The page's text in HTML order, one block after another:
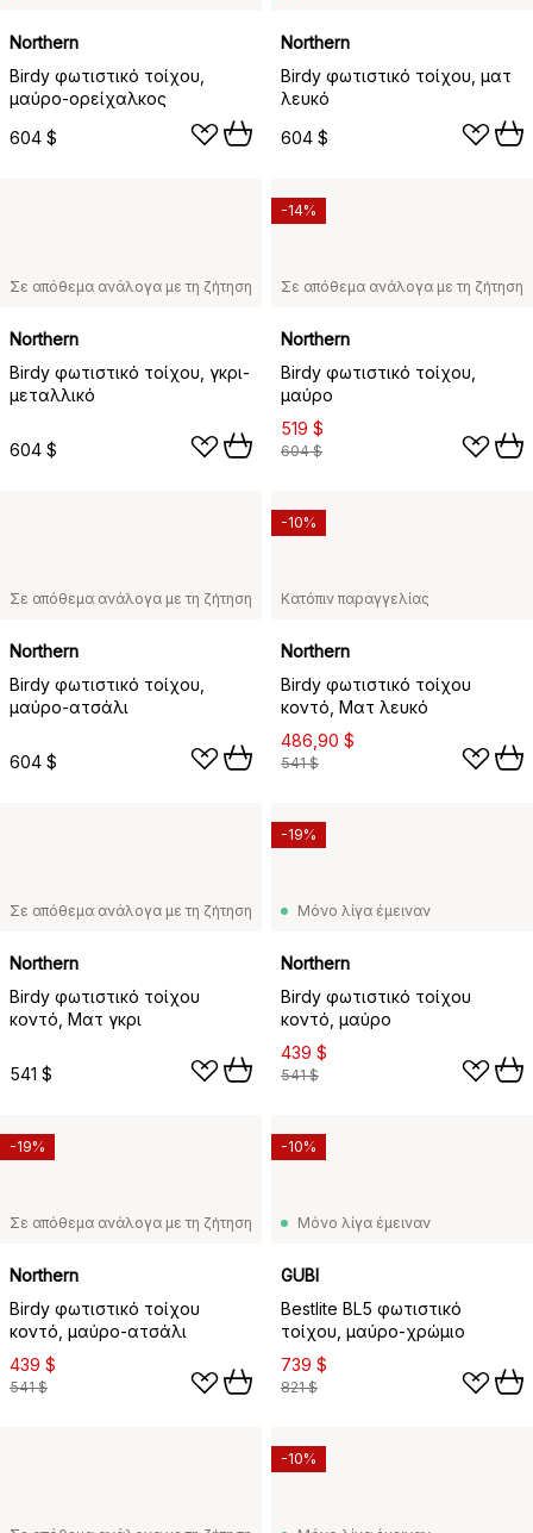
Northern
Birdy φωτιστικό τοίχου,
μαύρο-ορείχαλκος
604 $
Northern
Birdy φωτιστικό τοίχου, ματ
λευκό
604 $
Σε απόθεμα ανάλογα με τη ζήτηση
Northern
Birdy φωτιστικό τοίχου, γκρι-
μεταλλικό
604 $
Σε απόθεμα ανάλογα με τη ζήτηση
Northern
Birdy φωτιστικό τοίχου,
μαύρο
519 $
604 $
-14%
Σε απόθεμα ανάλογα με τη ζήτηση
Northern
Birdy φωτιστικό τοίχου,
μαύρο-ατσάλι
604 $
Κατόπιν παραγγελίας
Northern
Birdy φωτιστικό τοίχου
κοντό, Ματ λευκό
486,90 $
541 $
-10%
Σε απόθεμα ανάλογα με τη ζήτηση
Northern
Birdy φωτιστικό τοίχου
κοντό, Ματ γκρι
541 $
Μόνο λίγα έμειναν
Northern
Birdy φωτιστικό τοίχου
κοντό, μαύρο
439 $
541 $
-19%
Σε απόθεμα ανάλογα με τη ζήτηση
Northern
Birdy φωτιστικό τοίχου
κοντό, μαύρο-ατσάλι
439 $
541 $
-19%
Μόνο λίγα έμειναν
GUBI
Bestlite BL5 φωτιστικό
τοίχου, μαύρο-χρώμιο
739 $
821 $
-10%
-10%